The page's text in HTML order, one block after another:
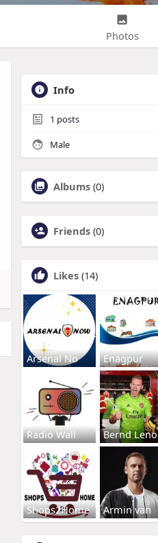
Photos
Info
1 posts
Male
Albums (0)
Friends (0)
Likes (14)
Arsenal No Enagpur
Radio Wall Bernd Leno
Shops2Home Armin van